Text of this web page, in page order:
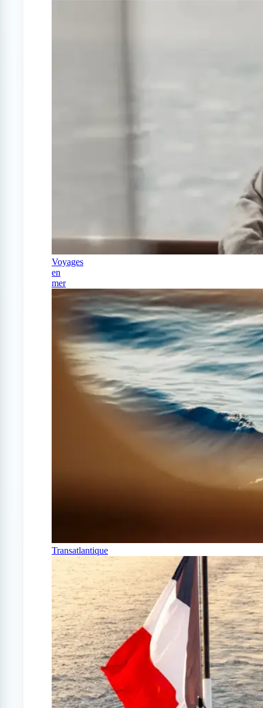
Voyages
en
mer
Transatlantique